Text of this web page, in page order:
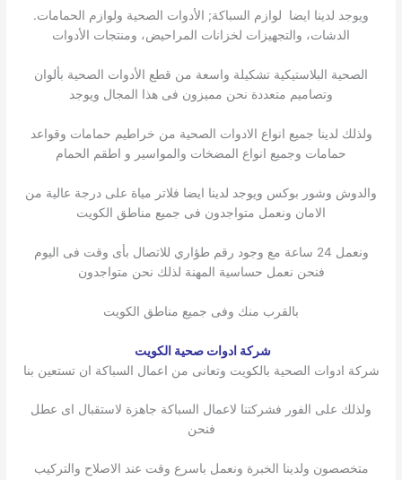
ويوجد لدينا ايضا لوازم السباكة; الأدوات الصحية ولوازم الحمامات.
الدشات، والتجهيزات لخزانات المراحيض، ومنتجات الأدوات
الصحية البلاستيكية تشكيلة واسعة من قطع الأدوات الصحية بألوان
وتصاميم متعددة نحن مميزون فى هذا المجال ويوجد
ولذلك لدينا جميع انواع الادوات الصحية من خراطيم حمامات وقواعد
حمامات وجميع انواع المضخات والمواسير و اطقم الحمام
والدوش وشور بوكس ويوجد لدينا ايضا فلاتر مياة على درجة عالية من
الامان ونعمل متواجدون فى جميع مناطق الكويت
ونعمل 24 ساعة مع وجود رقم طؤاري للاتصال بأى وقت فى اليوم
فنحن نعمل حساسية المهنة لذلك نحن متواجدون
بالقرب منك وفى جميع مناطق الكويت
شركة ادوات صحية الكويت
شركة ادوات الصحية بالكويت وتعانى من اعمال السباكة ان تستعين بنا
ولذلك على الفور فشركتنا لاعمال السباكة جاهزة لاستقبال اى عطل
فنحن
متخصصون ولدينا الخبرة ونعمل باسرع وقت عند الاصلاح والتركيب